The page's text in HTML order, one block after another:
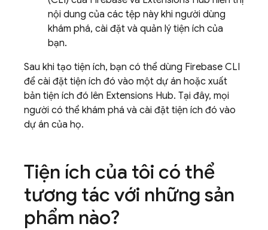
nội dung của các tệp này khi người dùng
khám phá, cài đặt và quản lý tiện ích của
bạn.
Sau khi tạo tiện ích, bạn có thể dùng Firebase CLI
để cài đặt tiện ích đó vào một dự án hoặc xuất
bản tiện ích đó lên Extensions Hub. Tại đây, mọi
người có thể khám phá và cài đặt tiện ích đó vào
dự án của họ.
Tiện ích của tôi có thể
tương tác với những sản
phẩm nào?